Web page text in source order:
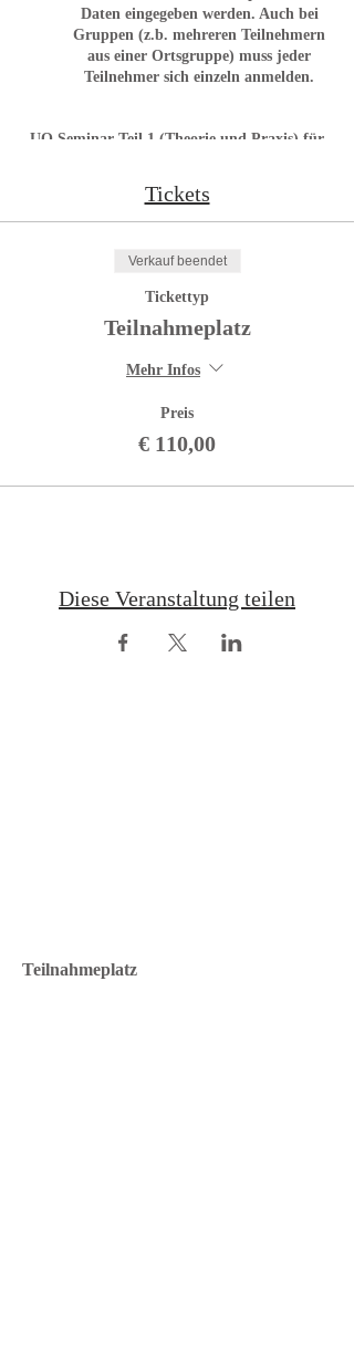
Daten eingegeben werden. Auch bei
Gruppen (z.b. mehreren Teilnehmern
aus einer Ortsgruppe) muss jeder
Teilnehmer sich einzeln anmelden.
UO Seminar Teil 1 (Theorie und Praxis) für
Rettungshundetrainer.
Leitung: Kurt Schafar
FCI/IRO Leistungsrichter, ÖRV Präsident
Tickets
Verkauf beendet
Tickettyp
Teilnahmeplatz
Mehr Infos
Preis
€ 110,00
Diese Veranstaltung teilen
Teilnahmeplatz